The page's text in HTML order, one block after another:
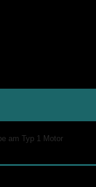
am Typ 1 Motor